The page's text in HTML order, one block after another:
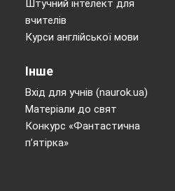
Штучний інтелект для
вчителів
Курси англійської мови
Інше
Вхід для учнів (naurok.ua)
Матеріали до свят
Конкурс «Фантастична
п’ятірка»